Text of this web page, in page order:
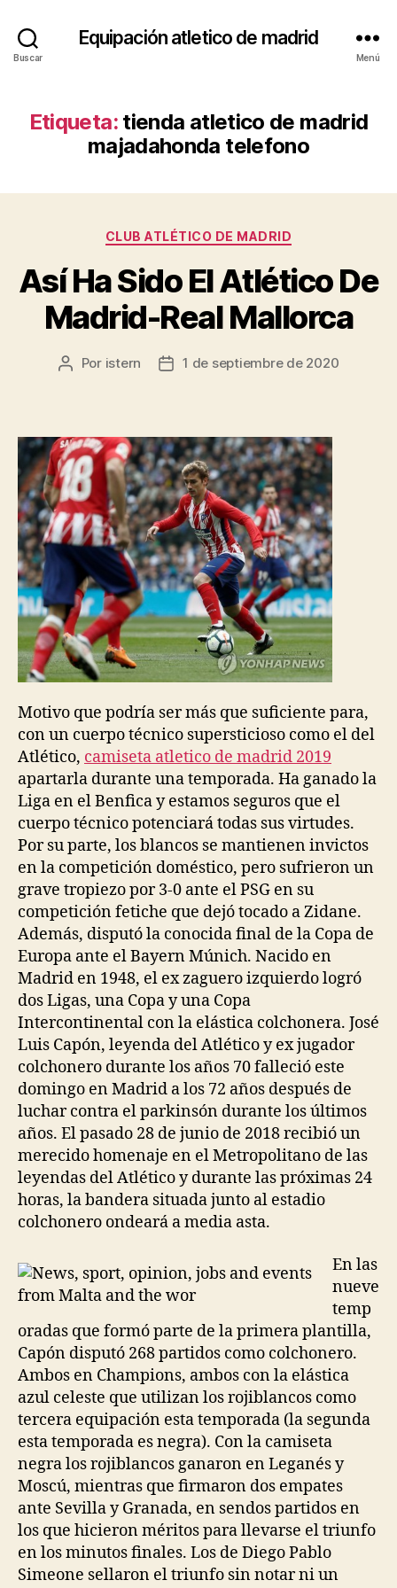
Buscar
Equipación atletico de madrid
Menú
Etiqueta: tienda atletico de madrid
majadahonda telefono
Categorías
CLUB ATLÉTICO DE MADRID
Así Ha Sido El Atlético De
Madrid-Real Mallorca
Autor
Por istern
Fecha1 de septiembre de 2020
Motivo que podría ser más que suficiente para,
con un cuerpo técnico supersticioso como el del
Atlético, camiseta atletico de madrid 2019
apartarla durante una temporada. Ha ganado la
Liga en el Benfica y estamos seguros que el
cuerpo técnico potenciará todas sus virtudes.
Por su parte, los blancos se mantienen invictos
en la competición doméstico, pero sufrieron un
grave tropiezo por 3-0 ante el PSG en su
competición fetiche que dejó tocado a Zidane.
Además, disputó la conocida final de la Copa de
Europa ante el Bayern Múnich. Nacido en
Madrid en 1948, el ex zaguero izquierdo logró
dos Ligas, una Copa y una Copa
Intercontinental con la elástica colchonera. José
Luis Capón, leyenda del Atlético y ex jugador
colchonero durante los años 70 falleció este
domingo en Madrid a los 72 años después de
luchar contra el parkinsón durante los últimos
años. El pasado 28 de junio de 2018 recibió un
merecido homenaje en el Metropolitano de las
leyendas del Atlético y durante las próximas 24
horas, la bandera situada junto al estadio
colchonero ondeará a media asta.
En las
nueve
temp
oradas que formó parte de la primera plantilla,
Capón disputó 268 partidos como colchonero.
Ambos en Champions, ambos con la elástica
azul celeste que utilizan los rojiblancos como
tercera equipación esta temporada (la segunda
esta temporada es negra). Con la camiseta
negra los rojiblancos ganaron en Leganés y
Moscú, mientras que firmaron dos empates
ante Sevilla y Granada, en sendos partidos en
los que hicieron méritos para llevarse el triunfo
en los minutos finales. Los de Diego Pablo
Simeone sellaron el triunfo sin notar ni un